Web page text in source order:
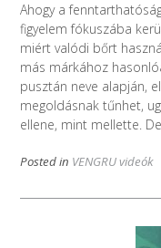
Ahogy a
figyelem fókuszába
miért valódi bőrt
más márkához
pusztán neve alapján,
megoldásnak tűnhet,
ellene, mint mellette. De
Posted in VENGRU videók